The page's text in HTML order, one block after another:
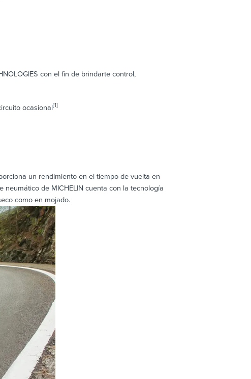
con el fin de brindarte control,
ocasional[1]
un rendimiento en el tiempo de vuelta en
neumático de MICHELIN cuenta con la tecnología
como en mojado.